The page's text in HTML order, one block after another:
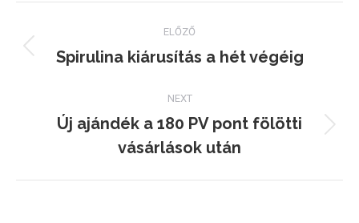
navigation
ELŐZŐ
Previous
Spirulina kiárusítás a hét végéig
NEXT
Next
post:
Új ajándék a 180 PV pont fölötti
vásárlások után